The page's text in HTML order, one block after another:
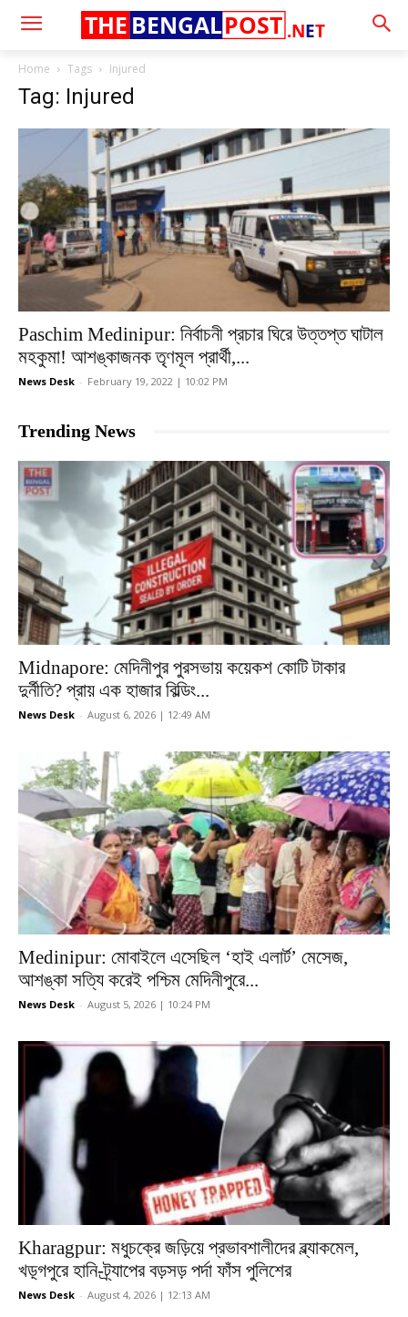
.NET
THE BENGALPOST
Home Tags Injured
Tag: Injured
Paschim Medinipur: নির্বাচনী প্রচার ঘিরে উত্তপ্ত ঘাটাল
মহকুমা! আশঙ্কাজনক তৃণমূল প্রার্থী,...
News Desk - February 19, 2022 | 10:02 PM
Trending News
Midnapore: মেদিনীপুর পুরসভায় কয়েকশ কোটি টাকার
দুর্নীতি? প্রায় এক হাজার বিল্ডিং...
News Desk - August 6, 2026 | 12:49 AM
Medinipur: মোবাইলে এসেছিল ‘হাই এলার্ট’ মেসেজ,
আশঙ্কা সত্যি করেই পশ্চিম মেদিনীপুরে...
News Desk - August 5, 2026 | 10:24 PM
Kharagpur: মধুচক্রে জড়িয়ে প্রভাবশালীদের ব্ল্যাকমেল,
খড়্গপুরে হানি-ট্র্যাপের বড়সড় পর্দা ফাঁস পুলিশের
News Desk - August 4, 2026 | 12:13 AM